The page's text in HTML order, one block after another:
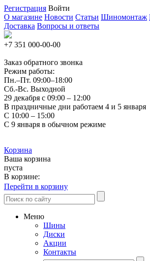
Регистрация Войти
О магазине Новости Статьи Шиномонтаж
Доставка Вопросы и ответы
+7 351 000-00-00
Заказ обратного звонка
Режим работы:
Пн.–Пт. 09:00–18:00
Сб.-Вс. Выходной
29 декабря с 09:00 – 12:00
В праздничные дни работаем 4 и 5 января
С 10:00 – 15:00
С 9 января в обычном режиме
Корзина
Ваша корзина
пуста
В корзине:
Перейти в корзину
Меню
Шины
Диски
Акции
Контакты